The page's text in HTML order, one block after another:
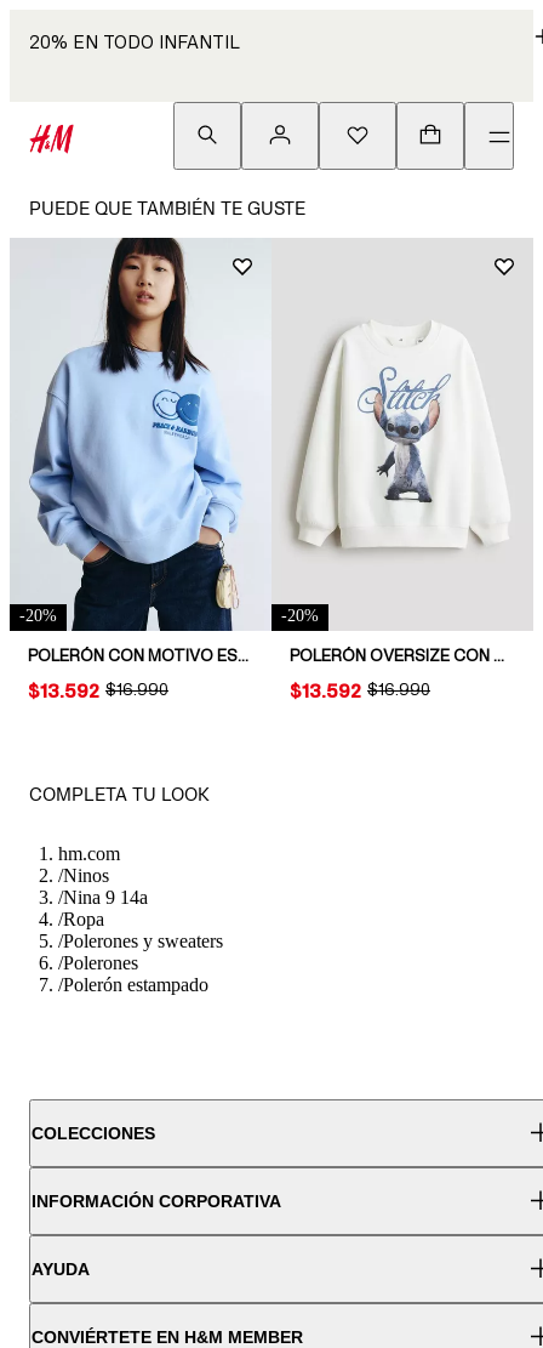
20% EN TODO INFANTIL
PUEDE QUE TAMBIÉN TE GUSTE
-20%
POLERÓN CON MOTIVO ESTAMPADO
ORIGINAL PRICE:
$16.990
PRICE:
$13.592
-20%
POLERÓN OVERSIZE CON MOTIVO ESTAMPADO
ORIGINAL PRICE:
$16.990
PRICE:
$13.592
COMPLETA TU LOOK
hm.com
/Ninos
/Nina 9 14a
/Ropa
/Polerones y sweaters
/Polerones
/Polerón estampado
COLECCIONES
INFORMACIÓN CORPORATIVA
AYUDA
CONVIÉRTETE EN H&M MEMBER